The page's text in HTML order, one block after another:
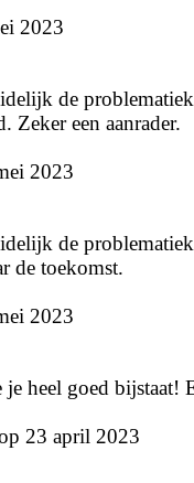
2023
de
Zeker een aanrader.
2023
de
de toekomst.
2023
heel goed bijstaat!
23 april 2023